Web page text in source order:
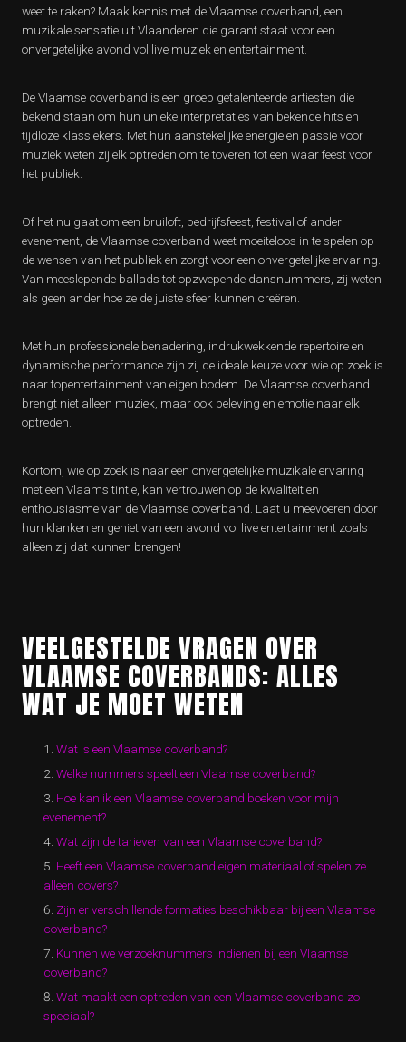
weet te raken? Maak kennis met de Vlaamse coverband, een
muzikale sensatie uit Vlaanderen die garant staat voor een
onvergetelijke avond vol live muziek en entertainment.
De Vlaamse coverband is een groep getalenteerde artiesten die
bekend staan om hun unieke interpretaties van bekende hits en
tijdloze klassiekers. Met hun aanstekelijke energie en passie voor
muziek weten zij elk optreden om te toveren tot een waar feest voor
het publiek.
Of het nu gaat om een bruiloft, bedrijfsfeest, festival of ander
evenement, de Vlaamse coverband weet moeiteloos in te spelen op
de wensen van het publiek en zorgt voor een onvergetelijke ervaring.
Van meeslepende ballads tot opzwepende dansnummers, zij weten
als geen ander hoe ze de juiste sfeer kunnen creëren.
Met hun professionele benadering, indrukwekkende repertoire en
dynamische performance zijn zij de ideale keuze voor wie op zoek is
naar topentertainment van eigen bodem. De Vlaamse coverband
brengt niet alleen muziek, maar ook beleving en emotie naar elk
optreden.
Kortom, wie op zoek is naar een onvergetelijke muzikale ervaring
met een Vlaams tintje, kan vertrouwen op de kwaliteit en
enthousiasme van de Vlaamse coverband. Laat u meevoeren door
hun klanken en geniet van een avond vol live entertainment zoals
alleen zij dat kunnen brengen!
VEELGESTELDE VRAGEN OVER
VLAAMSE COVERBANDS: ALLES
WAT JE MOET WETEN
Wat is een Vlaamse coverband?
Welke nummers speelt een Vlaamse coverband?
Hoe kan ik een Vlaamse coverband boeken voor mijn
evenement?
Wat zijn de tarieven van een Vlaamse coverband?
Heeft een Vlaamse coverband eigen materiaal of spelen ze
alleen covers?
Zijn er verschillende formaties beschikbaar bij een Vlaamse
coverband?
Kunnen we verzoeknummers indienen bij een Vlaamse
coverband?
Wat maakt een optreden van een Vlaamse coverband zo
speciaal?